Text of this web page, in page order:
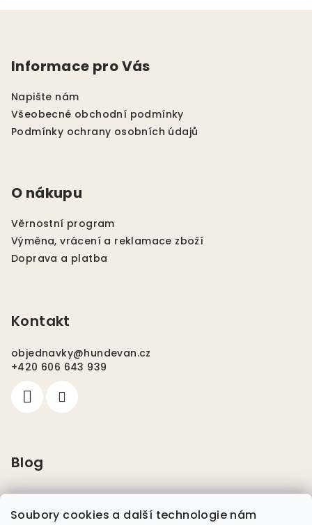
Soubory cookies a další technologie nám
Informace pro Vás
Napište nám
Všeobecné obchodní podmínky
Podmínky ochrany osobních údajů
O nákupu
Věrnostní program
Výměna, vrácení a reklamace zboží
Doprava a platba
Kontakt
objednavky@hundevan.cz
+420 606 643 939
Blog
Pláštěnky pro psy